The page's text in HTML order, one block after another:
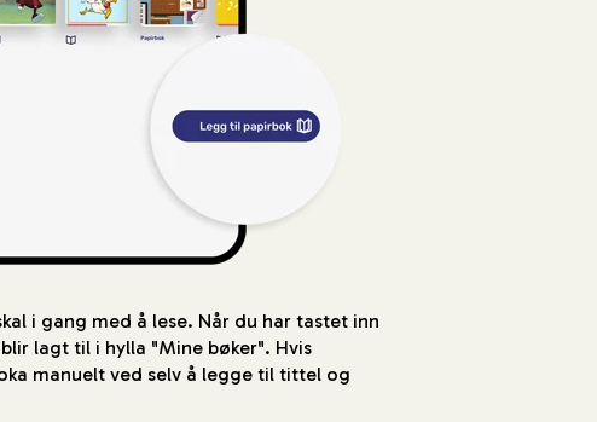
i gang med å lese. Når du har tastet inn
lagt til i hylla "Mine bøker". Hvis
manuelt ved selv å legge til tittel og